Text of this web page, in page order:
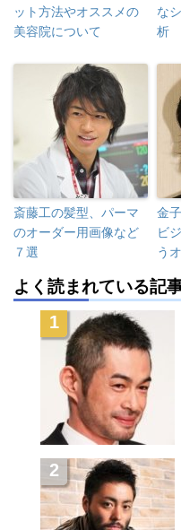
ット方法やオススメの
美容院について
な
析
斎藤工の髪型、パーマ
のオーダー用画像など
７選
金
ビ
う
よく読まれている記